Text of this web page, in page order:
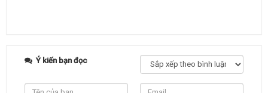
Ý kiến bạn đọc